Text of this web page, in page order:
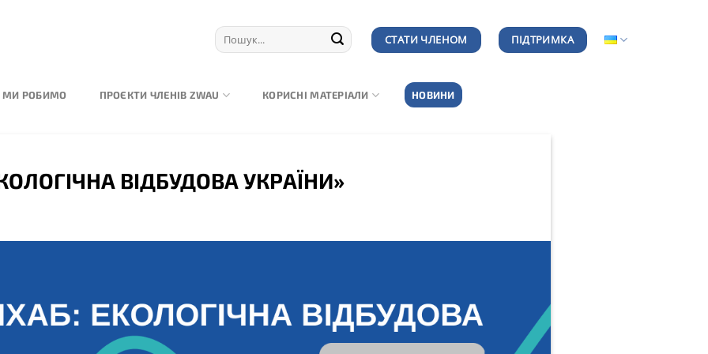
СТАТИ ЧЛЕНОМ ПІДТРИМКА
РОБИМО ПРОЄКТИ ЧЛЕНІВ ZWAU КОРИСНІ МАТЕРІАЛИ НОВИНИ
ВІДБУДОВА УКРАЇНИ»